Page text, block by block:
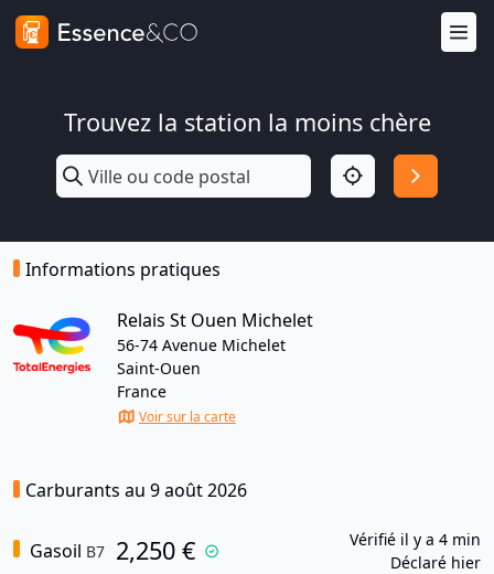
Trouvez la station la moins chère
Informations pratiques
Relais St Ouen Michelet
56-74 Avenue Michelet
Saint-Ouen
France
Voir sur la carte
Carburants au 9 août 2026
Gasoil B7 2,250 €
Vérifié il y a 4 min
Déclaré hier